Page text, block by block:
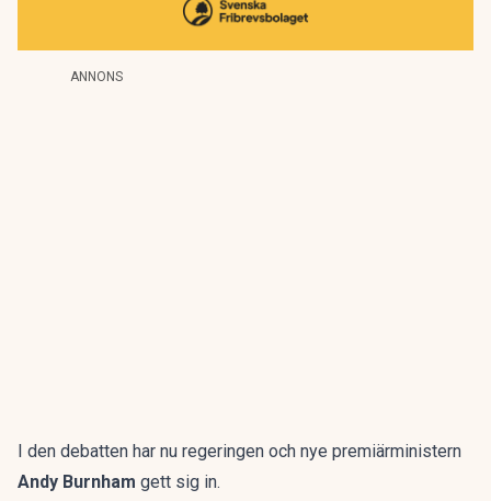
ANNONS
I den debatten har nu regeringen och nye premiärministern
Andy Burnham gett sig in.